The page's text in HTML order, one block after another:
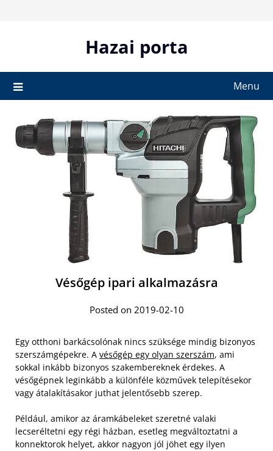
Hazai porta
Menu
Vésőgép ipari alkalmazásra
Posted on 2019-02-10
Egy otthoni barkácsolónak nincs szüksége mindig bizonyos
szerszámgépekre. A vésőgép egy olyan szerszám, ami
sokkal inkább bizonyos szakembereknek érdekes. A
vésőgépnek leginkább a különféle közművek telepítésekor
vagy átalakításakor juthat jelentősebb szerep.
Például, amikor az áramkábeleket szeretné valaki
lecseréltetni egy régi házban, esetleg megváltoztatni a
konnektorok helyet, akkor nagyon jól jöhet egy ilyen